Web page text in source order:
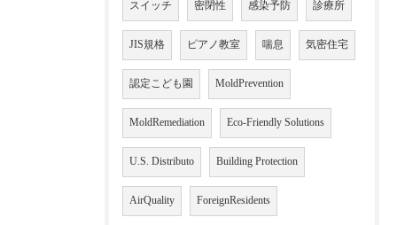
スイッチ 密閉性 感染予防 診療所
JIS規格 ピアノ教室 喘息 気密住宅
認定こども園 MoldPrevention
MoldRemediation Eco-Friendly Solutions
U.S. Distributo Building Protection
AirQuality ForeignResidents